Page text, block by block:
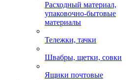
Расходный материал,
упаковочно-бытовые
материалы
Тележки, тачки
Швабры, щетки, совки
Ящики почтовые